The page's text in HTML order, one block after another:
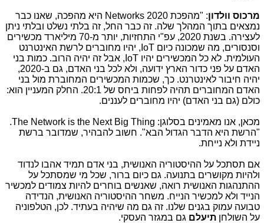
מרכוס וולדון
: "מהפכת Networks 2020 היא מהפכה, שאנו כבר
נמצאים בתוך המהלך שלה. זה כבר החל, זה בלתי נשלט ובלתי ניתן
לעצירה. בשנת 2020, עפ"י התחזיות, יותר מ-70 מיליארד מכשירים
וסנסורים, מה שמכונה כיום IoT, יהיו מחוברים לרשת האינטרנט
העולמית. לא כל המכשירים יהיו IoT, אבל זה יהיה הרוב. כמות בני
האדם על פני כדור הארץ ידועה, ולא לכל בני האדם, גם ב-2020,
יהיה חיבור לאינטרנט. כך, שכמות המכשירים המחוברת מול בני
האדם המחוברים תהיה לפחות ביחס של 20:1. החלק המעניין הוא:
כולם (גם בני האדם) יהיו מחוברים לעננים.
מכאן, אנו מאמינים בסלוגן: The Network is the Next Big Thing.
"הרשת היא הדבר הגדול הבא". חשוב להבהיר, שמדובר ברשת
ניידת ולא נייחת.
אם תסתכל על ההיסטוריה האנושית, בני אדם תמיד אהבו לנדוד
ולהיות מקושרים בתנועה. גם כיום ברור, שכל מי שמסתכל על
ההתנהגות האנושית רואה, שאנשים בוחרים להיות צמודים למכשיר
הנייד ולא למכשיר הנייח. משחר ההיסטוריה האנושית, הנדידה
טבועה עמוק בגנים שלנו. זה גם מה שיהיה בעתיד. לכן, הטלפוניה
על השולחן תיעלם גם במגזר העסקי.